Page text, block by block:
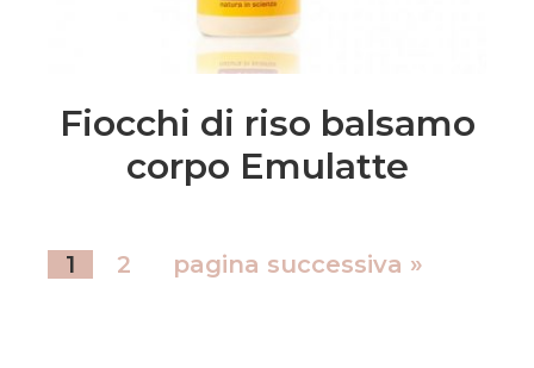
Fiocchi di riso balsamo
corpo Emulatte
1 2 pagina successiva »